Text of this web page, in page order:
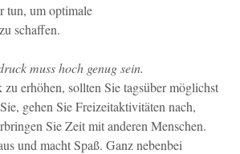
tun, um optimale
schaffen.
muss hoch genug sein.
erhöhen, sollten Sie tagsüber möglichst
gehen SieFreizeitaktivitäten nach,
Sie Zeit mit anderen Menschen.
und macht Spaß. Ganz nebenbei